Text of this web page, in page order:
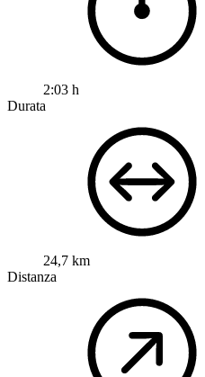
2:03 h
Durata
24,7 km
Distanza